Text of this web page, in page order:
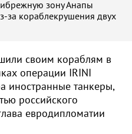
зону Анапы
за кораблекрушения двух
своим кораблям в
операции IRINI
иностранные танкеры,
российского
евродипломатии